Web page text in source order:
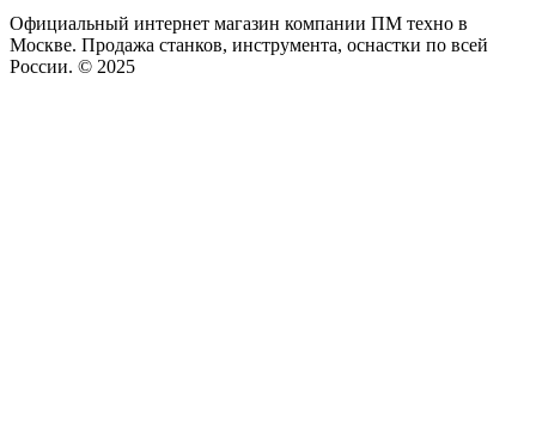
Официальный интернет магазин компании ПМ техно в
Москве. Продажа станков, инструмента, оснастки по всей
России. © 2025